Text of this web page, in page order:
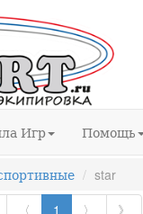
Игр Помощь
star
〈 1 〉 》